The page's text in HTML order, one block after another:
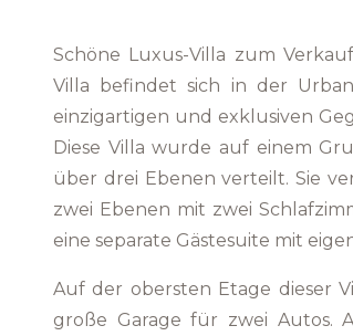
Schöne Luxus-Villa zum
Villa befindet sich in der
einzigartigen und exklusiven
Diese Villa wurde auf einem
über drei Ebenen verteilt. Sie
zwei Ebenen mit zwei
eine separate Gästesuite mit
Auf der obersten Etage dieser
große Garage für zwei Autos.